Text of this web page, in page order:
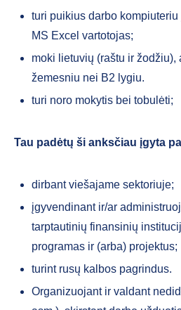
turi puikius darbo
MS Excel vartotojas;
moki lietuvių (raštu ir žodžiu),
žemesniu nei B2 lygiu.
turi noro mokytis bei tobulėti;
Tau padėtų ši anksčiau įgyta
dirbant viešajame sektoriuje;
įgyvendinant ir/ar
tarptautinių finansinių
programas ir (arba) projektus;
turint rusų kalbos pagrindus.
Organizuojant ir valdant